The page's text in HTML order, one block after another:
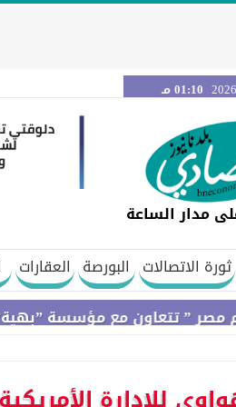
01:10 مـ
مدار الساعة
ثورة الاتصالات البورصة العقارات
مع مؤسسة ”بهية”